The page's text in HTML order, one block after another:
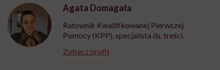
Agata Domagała
Ratownik Kwalifikowanej Pierwszej
Pomocy (KPP), specjalista ds. treści.
Zobacz profil